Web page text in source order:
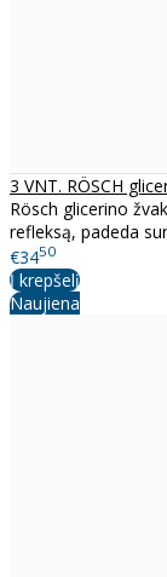
3 VNT. RÖSCH
Rösch glicerino
refleksą, padeda
€3450
Į krepšelį
Naujiena